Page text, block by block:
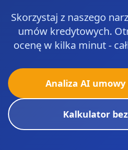
Skorzystaj z naszego
umów kredytowych.
ocenę w kilka minut -
Analiza AI
Kalkulator